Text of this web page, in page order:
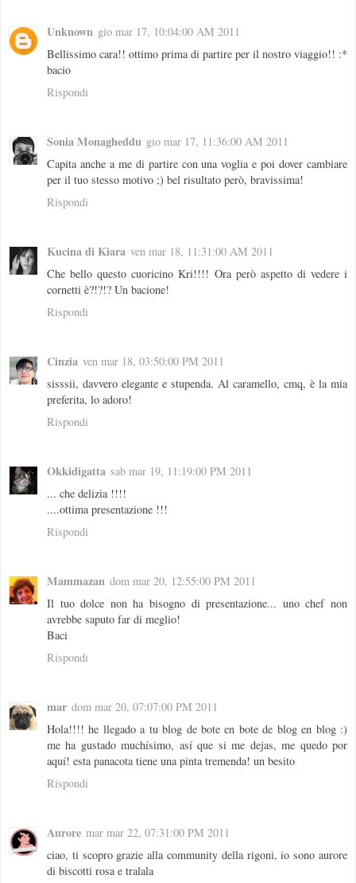
Unknown gio mar 17, 10:04:00 AM 2011
Bellissimo cara!! ottimo prima di partire per il nostro viaggio!! :*
bacio
Rispondi
Sonia Monagheddu gio mar 17, 11:36:00 AM 2011
Capita anche a me di partire con una voglia e poi dover cambiare
per il tuo stesso motivo ;) bel risultato però, bravissima!
Rispondi
Kucina di Kiara ven mar 18, 11:31:00 AM 2011
Che bello questo cuoricino Kri!!!! Ora però aspetto di vedere i
cornetti è?!?!? Un bacione!
Rispondi
Cinzia ven mar 18, 03:50:00 PM 2011
sisssii, davvero elegante e stupenda. Al caramello, cmq, è la mia
preferita, lo adoro!
Rispondi
Okkidigatta sab mar 19, 11:19:00 PM 2011
... che delizia !!!!
....ottima presentazione !!!
Rispondi
Mammazan dom mar 20, 12:55:00 PM 2011
Il tuo dolce non ha bisogno di presentazione... uno chef non
avrebbe saputo far di meglio!
Baci
Rispondi
mar dom mar 20, 07:07:00 PM 2011
Hola!!!! he llegado a tu blog de bote en bote de blog en blog :)
me ha gustado muchísimo, así que si me dejas, me quedo por
aquí! esta panacota tiene una pinta tremenda! un besito
Rispondi
Aurore mar mar 22, 07:31:00 PM 2011
ciao, ti scopro grazie alla community della rigoni, io sono aurore
di biscotti rosa e tralala